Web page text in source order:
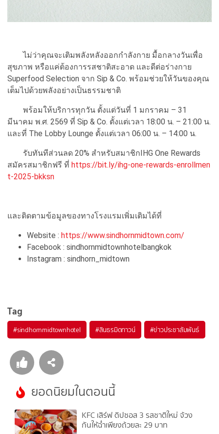
ไม่ว่าคุณจะเติมพลังหลังออกกำลังกาย มื้อกลางวันเพื่อ
สุขภาพ หรือแค่ต้องการรสชาติสะอาด และดีต่อร่างกาย
Superfood Selection จาก Sip & Co. พร้อมช่วยให้วันของคุณ
เต็มไปด้วยพลังอย่างเป็นธรรมชาติ
พร้อมให้บริการทุกวัน ตั้งแต่วันที่ 1 มกราคม – 31
มีนาคม พ.ศ. 2569 ที่ Sip & Co. ตั้งแต่เวลา 18:00 น. – 21:00 น.
และที่ The Lobby Lounge ตั้งแต่เวลา 06:00 น. – 14:00 น.
รับทันทีส่วนลด 20% สำหรับสมาชิกIHG One Rewards
สมัครสมาชิกฟรี ที่ https://bit.ly/ihg-one-rewards-enrollmen
t-2025-bkksn
และติดตามข้อมูลของทางโรงแรมเพิ่มเติมได้ที่
Website : https://www.sindhornmidtown.com/
Facebook : sindhornmidtownhotelbangkok
Instagram : sindhorn_midtown
Tag
#sindhornmidtownhotel #สินธรมิดทาวน์ #ข่าวประชาสัมพันธ์
ยอดนิยมในตอนนี้
KFC เสิร์ฟ ดิปซอส 3 รสชาติใหม่ จ้วง
กันให้ฉ่ำเพียงถ้วยละ 29 บาท